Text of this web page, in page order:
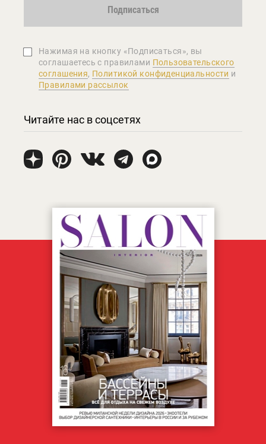
Подписаться
Нажимая на кнопку «Подписаться», вы
соглашаетеcь с правилами Пользовательского
соглашения, Политикой конфиденциальности и
Правилами рассылок
Читайте нас в соцсетях